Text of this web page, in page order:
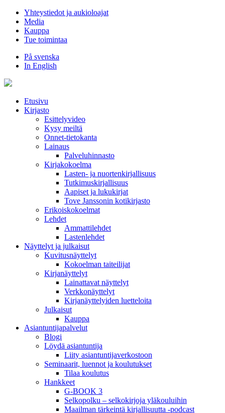
Hyppää
sisältöön
Yhteystiedot ja aukioloajat
Media
Kauppa
Tue toimintaa
På svenska
In English
Etusivu
Kirjasto
Esittelyvideo
Kysy meiltä
Onnet-tietokanta
Lainaus
Palveluhinnasto
Kirjakokoelma
Lasten- ja nuortenkirjallisuus
Tutkimuskirjallisuus
Aapiset ja lukukirjat
Tove Janssonin kotikirjasto
Erikoiskokoelmat
Lehdet
Ammattilehdet
Lastenlehdet
Näyttelyt ja julkaisut
Kuvitusnäyttelyt
Kokoelman taiteilijat
Kirjanäyttelyt
Lainattavat näyttelyt
Verkkonäyttelyt
Kirjanäyttelyiden luetteloita
Julkaisut
Kauppa
Asiantuntija­palvelut
Blogi
Löydä asiantuntija
Liity asiantuntijaverkostoon
Seminaarit, luennot ja koulutukset
Tilaa koulutus
Hankkeet
G-BOOK 3
Selkopolku – selkokirjoja yläkouluihin
Maailman tärkeintä kirjallisuutta -podcast